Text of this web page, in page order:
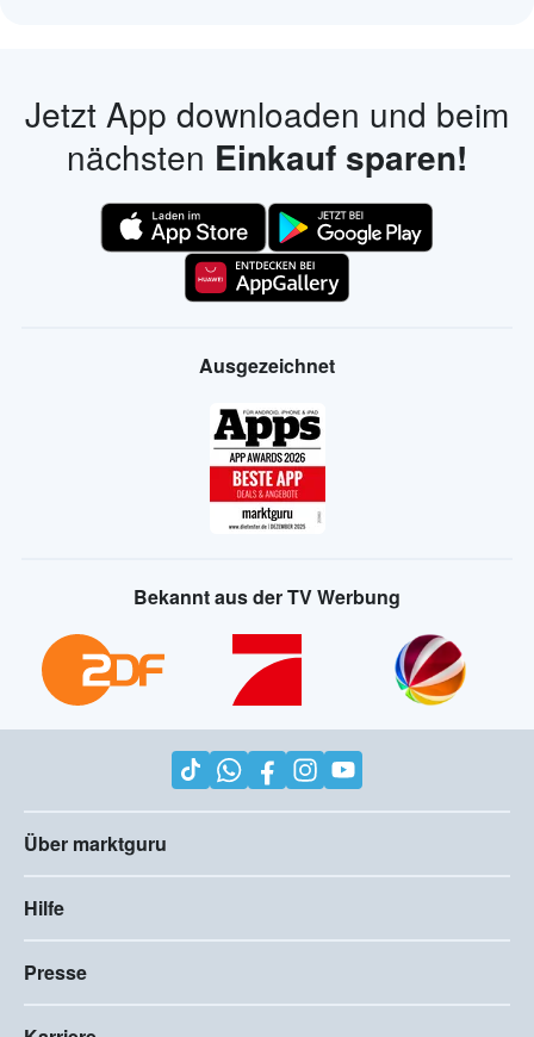
Jetzt App downloaden und beim
nächsten Einkauf sparen!
Ausgezeichnet
Bekannt aus der TV Werbung
Über marktguru
Hilfe
Presse